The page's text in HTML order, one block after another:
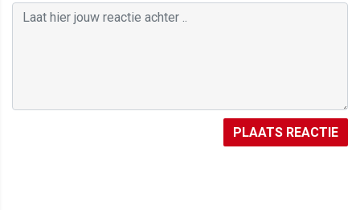
PLAATS REACTIE